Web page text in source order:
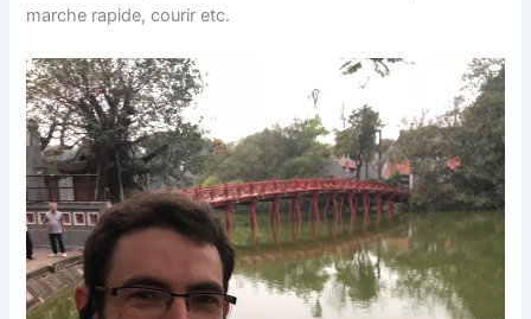
marche rapide, courir etc.